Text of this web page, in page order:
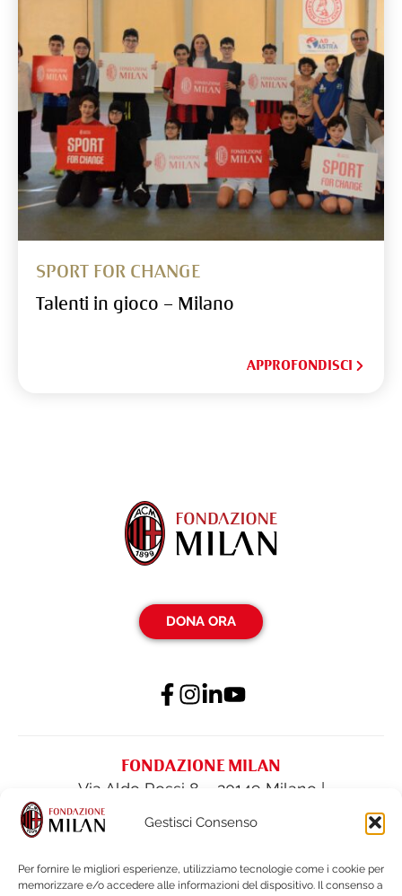
Gestisci Consenso
Per fornire le migliori esperienze, utilizziamo tecnologie come i cookie per
memorizzare e/o accedere alle informazioni del dispositivo. Il consenso a
SPORT FOR CHANGE
Talenti in gioco – Milano
APPROFONDISCI
DONA ORA
FONDAZIONE MILAN
Via Aldo Rossi 8 – 20149 Milano |
fondazione@acmilan.com
62284522
PRIVACY POLICY